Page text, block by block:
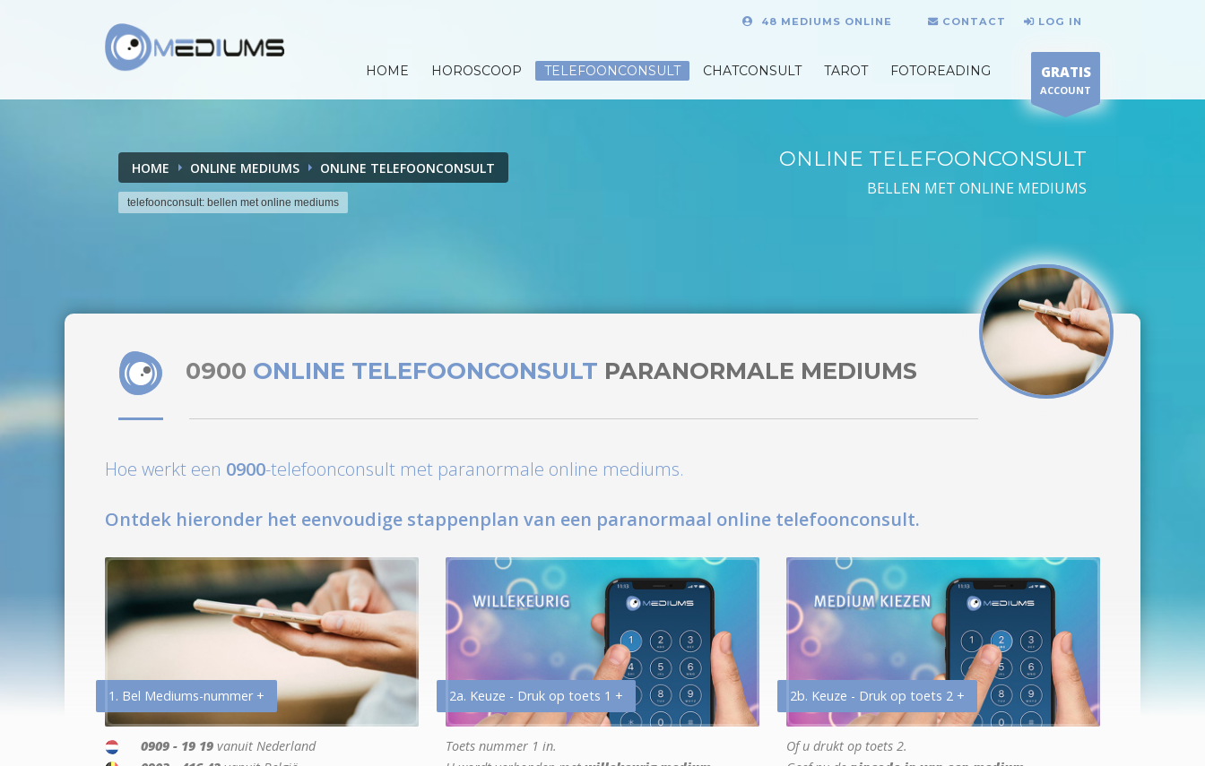
48 MEDIUMS ONLINE CONTACT LOG IN
HOME HOROSCOOP TELEFOONCONSULT CHATCONSULT TAROT FOTOREADING GRATIS
ACCOUNT
HOME ONLINE MEDIUMS ONLINE TELEFOONCONSULT
telefoonconsult: bellen met online mediums
ONLINE TELEFOONCONSULT
BELLEN MET ONLINE MEDIUMS
0900 ONLINE TELEFOONCONSULT PARANORMALE MEDIUMS
Hoe werkt een 0900-telefoonconsult met paranormale online mediums.
Ontdek hieronder het eenvoudige stappenplan van een paranormaal online telefoonconsult.
1. Bel Mediums-nummer +
0909 - 19 19 vanuit Nederland
2a. Keuze - Druk op toets 1 +
Toets nummer 1 in.
2b. Keuze - Druk op toets 2 +
Of u drukt op toets 2.